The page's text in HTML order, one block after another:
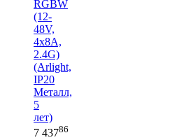
RGBW
(12-
48V,
4x8A,
2.4G)
(Arlight,
IP20
Металл,
5
лет)
7 43786